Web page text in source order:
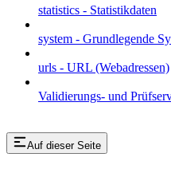
statistics - Statistikdaten
system - Grundlegende
urls - URL (Webadressen)
Validierungs- und
Auf dieser Seite